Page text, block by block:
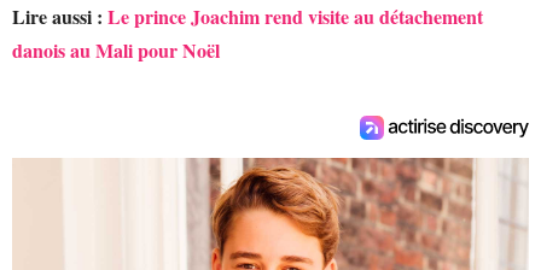
Lire aussi : Le prince Joachim rend visite au détachement
danois au Mali pour Noël